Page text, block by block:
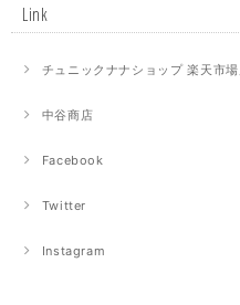
Link
チュニックナナショップ 楽天市
中谷商店
Facebook
Twitter
Instagram